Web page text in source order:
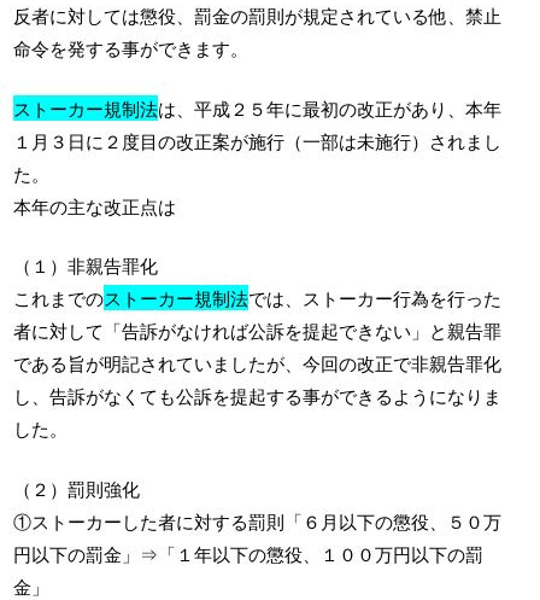
反者に対しては懲役、罰金の罰則が規定されている他、禁止
命令を発する事ができます。
ストーカー規制法は、平成２５年に最初の改正があり、本年
１月３日に２度目の改正案が施行（一部は未施行）されまし
た。
本年の主な改正点は
（１）非親告罪化
これまでのストーカー規制法では、ストーカー行為を行った
者に対して「告訴がなければ公訴を提起できない」と親告罪
である旨が明記されていましたが、今回の改正で非親告罪化
し、告訴がなくても公訴を提起する事ができるようになりま
した。
（２）罰則強化
①ストーカーした者に対する罰則「６月以下の懲役、５０万
円以下の罰金」⇒「１年以下の懲役、１００万円以下の罰
金」